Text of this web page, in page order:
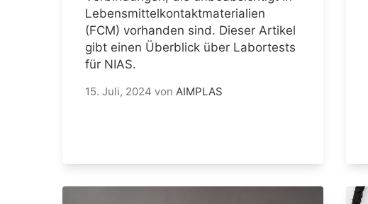
Lebensmittelkontaktmaterialien
(FCM) vorhanden sind. Dieser Artikel
gibt einen Überblick über Labortests
für NIAS.
15. Juli, 2024 von AIMPLAS